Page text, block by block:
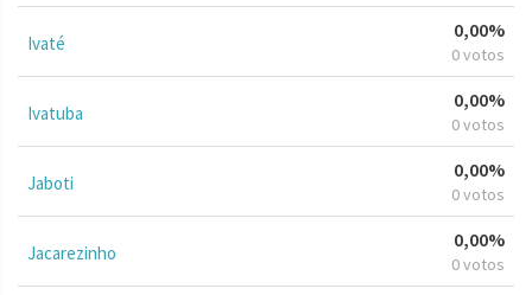
Ivaté
0,00%
0 votos
Ivatuba
0,00%
0 votos
Jaboti
0,00%
0 votos
Jacarezinho
0,00%
0 votos